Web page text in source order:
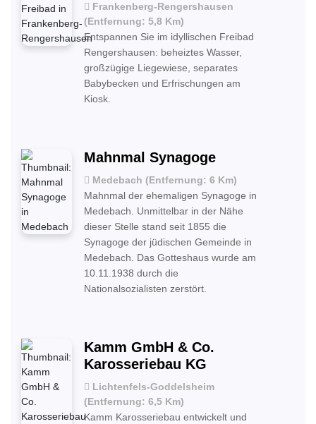
Frankenberg-Rengershausen
(Entfernung: 5,8 Km)
Entspannen Sie im idyllischen Freibad
Rengershausen: beheiztes Wasser,
großzügige Liegewiese, separates
Babybecken und Erfrischungen am
Kiosk.
Mahnmal Synagoge
Medebach (Entfernung: 6 Km)
Mahnmal der ehemaligen Synagoge in
Medebach. Unmittelbar in der Nähe
dieser Stelle stand seit 1855 die
Synagoge der jüdischen Gemeinde in
Medebach. Das Gotteshaus wurde am
10.11.1938 durch die
Nationalsozialisten zerstört.
Kamm GmbH & Co.
Karosseriebau KG
Lichtenfels-Goddelsheim
(Entfernung: 6,5 Km)
Kamm Karosseriebau entwickelt und